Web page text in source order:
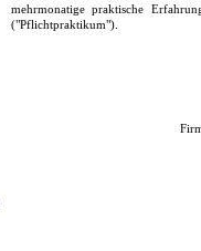
mehrmonatige praktische
("Pflichtpraktikum").